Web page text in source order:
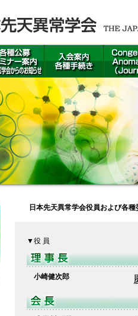
日本先天異常学会役員および各
▼役 員
小崎健次郎